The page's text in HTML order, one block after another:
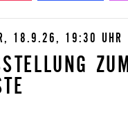
18.9.26, 19:30 UHR
ZUM